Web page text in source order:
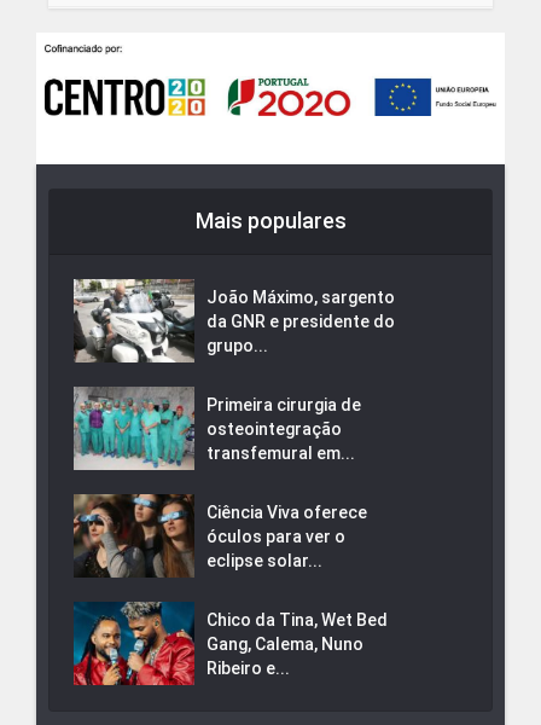
Mais populares
João Máximo, sargento
da GNR e presidente do
grupo...
Primeira cirurgia de
osteointegração
transfemural em...
Ciência Viva oferece
óculos para ver o
eclipse solar...
Chico da Tina, Wet Bed
Gang, Calema, Nuno
Ribeiro e...